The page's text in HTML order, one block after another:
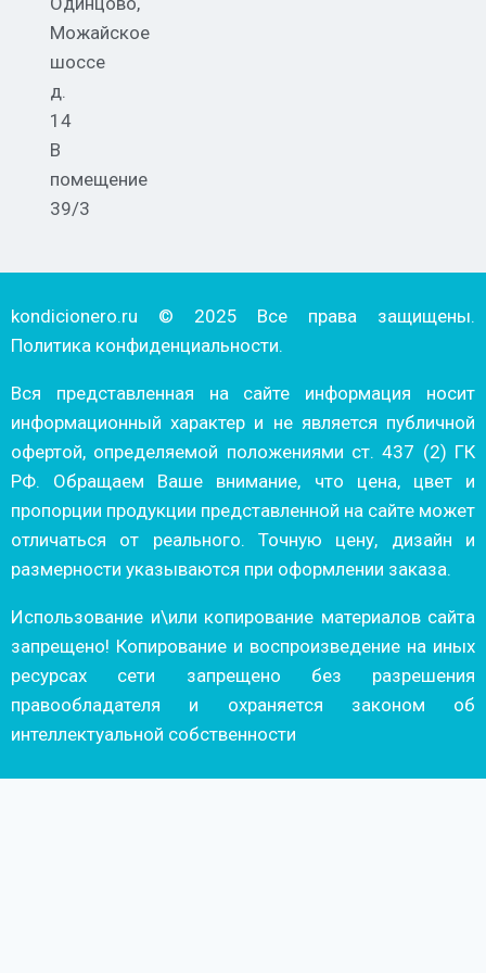
Можайское
шоссе
д.
14
В
помещение
39/3
kondicionero.ru © 2025 Все права защищены.
Политика конфиденциальности.
Вся представленная на сайте информация носит
информационный характер и не является публичной
офертой, определяемой положениями ст. 437 (2) ГК
РФ. Обращаем Ваше внимание, что цена, цвет и
пропорции продукции представленной на сайте может
отличаться от реального. Точную цену, дизайн и
размерности указываются при оформлении заказа.
Использование и\или копирование материалов сайта
запрещено! Копирование и воспроизведение на иных
ресурсах сети запрещено без разрешения
правообладателя и охраняется законом об
интеллектуальной собственности